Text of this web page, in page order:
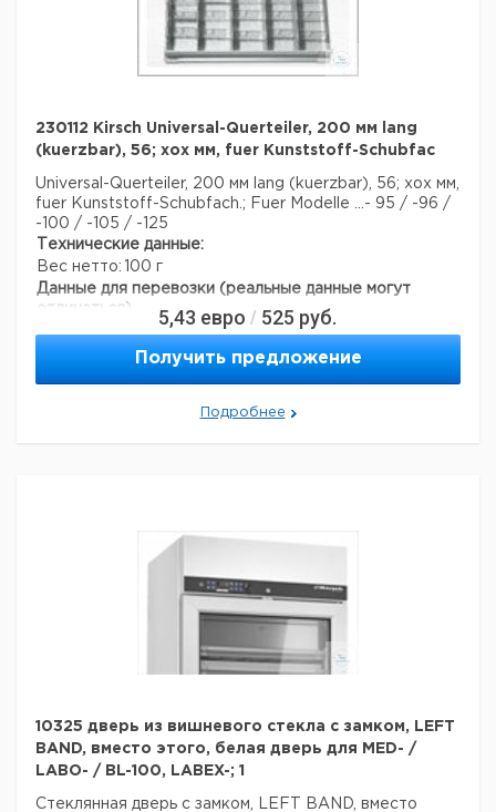
230112 Kirsch Universal-Querteiler, 200 мм lang
(kuerzbar), 56; хох мм, fuer Kunststoff-Schubfac
Universal-Querteiler, 200 мм lang (kuerzbar), 56; хох мм,
fuer Kunststoff-Schubfach.; Fuer Modelle ...- 95 / -96 /
-100 / -105 / -125
Технические данные:
Вес нетто:
100 г
Данные для перевозки (реальные данные могут
отличаться)
5,43 евро / 525 руб.
Получить предложение
Подробнее
10325 дверь из вишневого стекла с замком, LEFT
BAND, вместо этого, белая дверь для MED- /
LABO- / BL-100, LABEX-; 1
Стеклянная дверь с замком, LEFT BAND, вместо